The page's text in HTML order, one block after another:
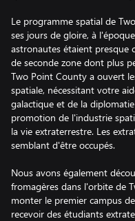
Le programme spatial de
ses jours de gloire, à
astronautes étaient presque
de seconde zone dont plus
Two Point County a ouvert
spatiale, nécessitant votre
galactique et de la
promotion de l'industrie
la vie extraterrestre. Les
semblant d'être occupés.
Nous avons également
fromagères dans l'orbite de
monter le premier campus
recevoir des étudiants